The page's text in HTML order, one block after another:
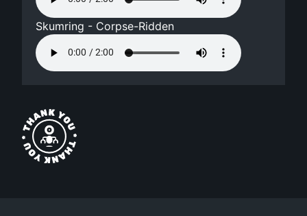
Skumring - Corpse-Ridden